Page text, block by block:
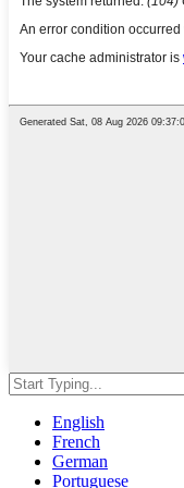
English
French
German
Portuguese